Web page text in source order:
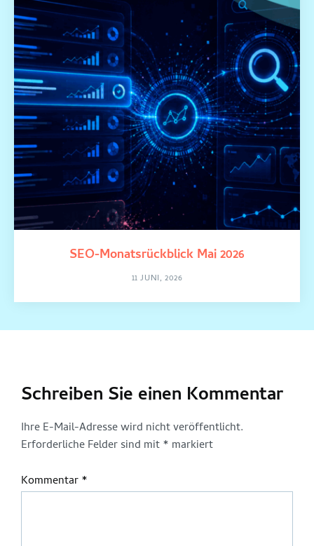
SEO-Monatsrückblick Mai 2026
11 JUNI, 2026
Schreiben Sie einen Kommentar
Ihre E-Mail-Adresse wird nicht veröffentlicht.
Erforderliche Felder sind mit* markiert
Kommentar*